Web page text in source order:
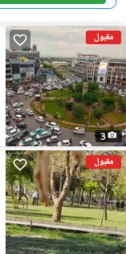
مقبول
3
مقبول